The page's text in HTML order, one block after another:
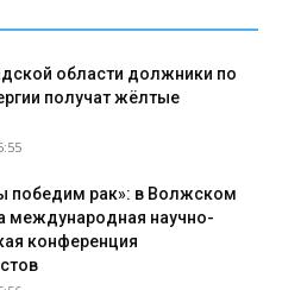
области должники по
получат жёлтые
победим рак»: в Волжском
международная научно-
конференция